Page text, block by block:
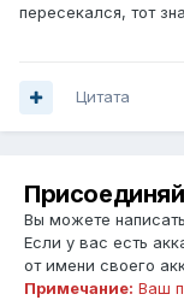
пересекался, тот
Цитата
Вы можете
Если у вас есть
от имени своего
Примечание: Ваш